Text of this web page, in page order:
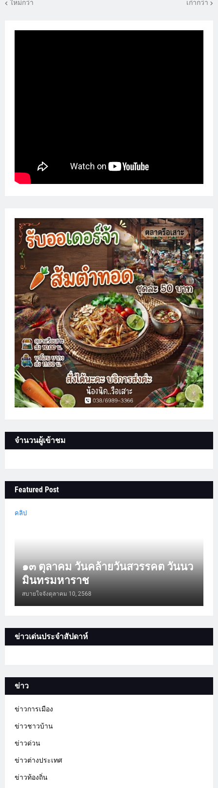
ใหม่กว่า เก่ากว่า
จำนวนผู้เข้าชม
Featured Post
คลิป
๑๓ ตุลาคม วันคล้ายวันสวรรคต วันนว
มินทรมหาราช
สบายใจจังตุลาคม 10, 2568
ข่าวเด่นประจำสัปดาห์
ข่าว
ข่าวการเมือง
ข่าวชาวบ้าน
ข่าวด่วน
ข่าวต่างประเทศ
ข่าวท้องถิ่น